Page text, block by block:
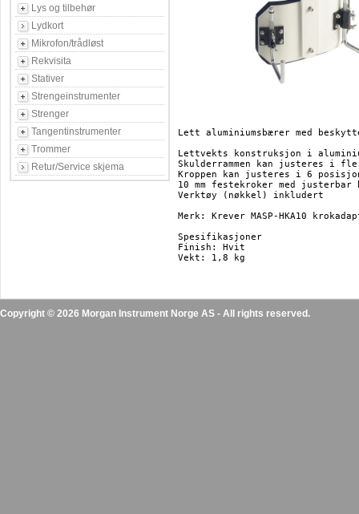
Lys og tilbehør
Lydkort
Mikrofon/trådløst
Rekvisita
Stativer
Strengeinstrumenter
Strenger
Tangentinstrumenter
Trommer
Retur/Service skjema
Lett aluminiumsbærer med
Lettvekts konstruksjon i
Skulderrammen kan justeres i
Kroppen kan justeres i 6
10 mm festekroker med justerbar
Verktøy (nøkkel) inkludert
Merk: Krever MASP-HKA10
Spesifikasjoner
Finish: Hvit
Copyright © 2026 Morgan Instrument Norge AS - All rights reserved.